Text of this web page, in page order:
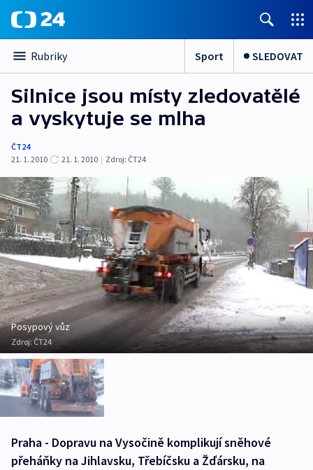
Rubriky Sport SLEDOVAT
Silnice jsou místy zledovatělé
a vyskytuje se mlha
ČT24
21. 1. 2010
21. 1. 2010 | Zdroj: ČT24
Posypový vůz
Zdroj: ČT24
Praha - Dopravu na Vysočině komplikují sněhové
přeháňky na Jihlavsku, Třebíčsku a Žďársku, na